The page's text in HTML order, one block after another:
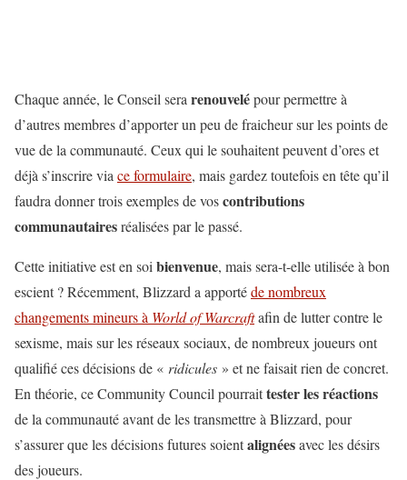
Chaque année, le Conseil sera renouvelépour permettre à
d’autres membres d’apporter un peu de fraicheur sur les points de
vue de la communauté. Ceux qui le souhaitent peuvent d’ores et
déjà s’inscrire via ce formulaire, mais gardez toutefois en tête qu’il
faudra donner trois exemples de voscontributions
communautairesréalisées par le passé.
Cette initiative est en soi bienvenue, mais sera-t-elle utilisée à bon
escient ? Récemment, Blizzard a apportéde nombreux
changements mineurs à World of Warcraftafin de lutter contre le
sexisme, mais sur les réseaux sociaux, de nombreux joueurs ont
qualifié ces décisions de « ridicules » et ne faisait rien de concret.
En théorie, ce Community Council pourraittesterlesréactions
de la communauté avant de les transmettre à Blizzard, pour
s’assurer que les décisions futures soientalignéesavec les désirs
des joueurs.